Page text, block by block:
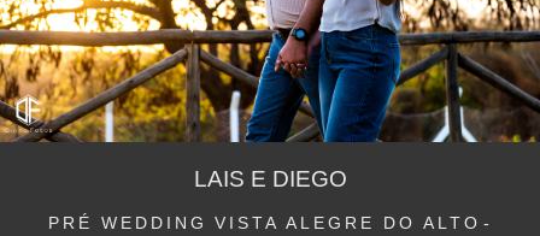
PRÉ WEDDING VISTA ALEGRE DO ALTO
LAIS E DIEGO